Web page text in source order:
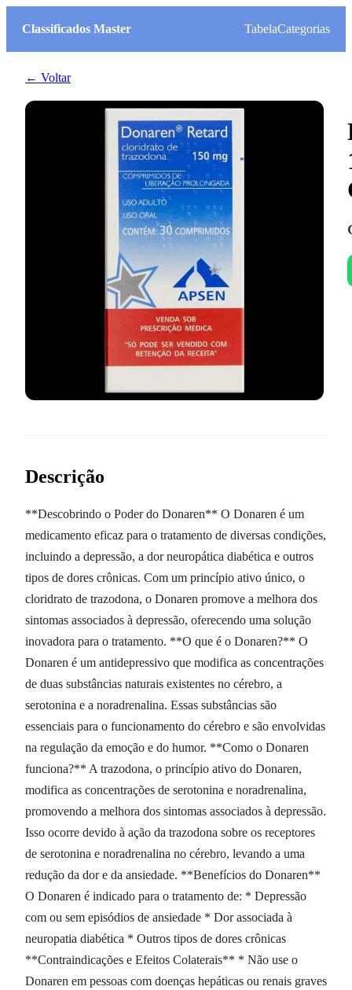
Classificados Master TabelaCategorias
← Voltar
Descrição
**Descobrindo o Poder do Donaren** O Donaren é um
medicamento eficaz para o tratamento de diversas condições,
incluindo a depressão, a dor neuropática diabética e outros
tipos de dores crônicas. Com um princípio ativo único, o
cloridrato de trazodona, o Donaren promove a melhora dos
sintomas associados à depressão, oferecendo uma solução
inovadora para o tratamento. **O que é o Donaren?** O
Donaren é um antidepressivo que modifica as concentrações
de duas substâncias naturais existentes no cérebro, a
serotonina e a noradrenalina. Essas substâncias são
essenciais para o funcionamento do cérebro e são envolvidas
na regulação da emoção e do humor. **Como o Donaren
funciona?** A trazodona, o princípio ativo do Donaren,
modifica as concentrações de serotonina e noradrenalina,
promovendo a melhora dos sintomas associados à depressão.
Isso ocorre devido à ação da trazodona sobre os receptores
de serotonina e noradrenalina no cérebro, levando a uma
redução da dor e da ansiedade. **Benefícios do Donaren**
O Donaren é indicado para o tratamento de: * Depressão
com ou sem episódios de ansiedade * Dor associada à
neuropatia diabética * Outros tipos de dores crônicas
**Contraindicações e Efeitos Colaterais** * Não use o
Donaren em pessoas com doenças hepáticas ou renais graves